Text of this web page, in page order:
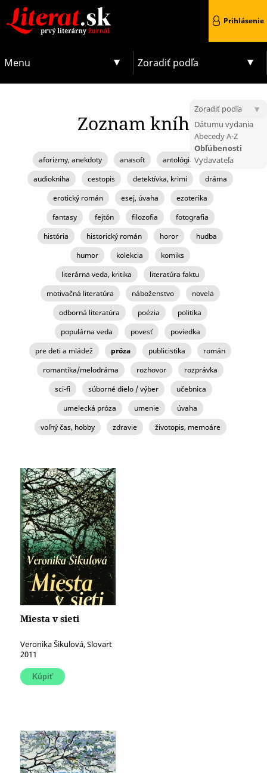
Menu Zoradiť podľa
Prihlásenie
Zoznam kníh
aforizmy, anekdoty anasoft
antológia, zborník
audiokniha
cestopis detektívka, krimi
dráma
erotický román
esej, úvaha
ezoterika
fantasy
fejtón filozofia
fotografia
história
historický román horor
hudba
humor
kolekcia
komiks
literárna veda, kritika
literatúra faktu
motivačná literatúra
náboženstvo
novela
odborná literatúra
poézia
politika
populárna veda
povesť
poviedka
pre deti a mládež
próza publicistika
román
romantika/melodráma
rozhovor
rozprávka
sci-fi
súborné dielo / výber
učebnica
umelecká próza
umenie
úvaha
voľný čas, hobby
zdravie životopis, memoáre
Zoradiť podľa
Dátumu vydania
Abecedy A-Z
Obľúbenosti
Vydavateľa
Miesta v sieti
Veronika Šikulová, Slovart
2011
STRÁNKY